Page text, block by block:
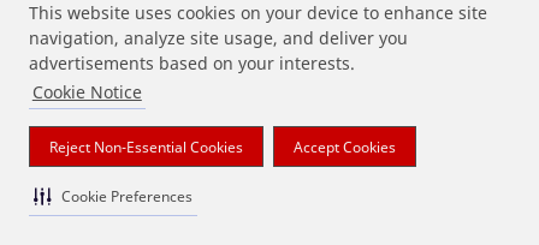
This website uses cookies on your device to enhance site
navigation, analyze site usage, and deliver you
advertisements based on your interests.
Cookie Notice
Reject Non-Essential Cookies Accept Cookies
Cookie Preferences